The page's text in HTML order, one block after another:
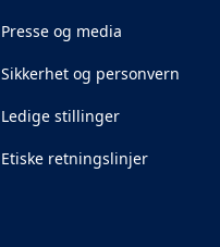
Presse og media
Sikkerhet og personvern
Ledige stillinger
Etiske retningslinjer